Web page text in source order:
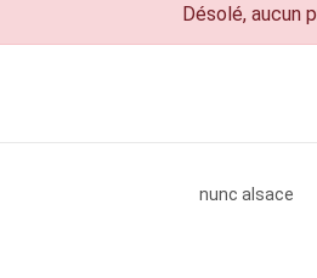
Désolé, aucun
nunc alsace